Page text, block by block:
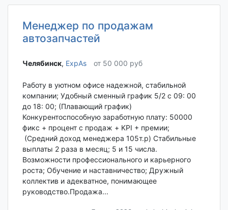
Менеджер по продажам
автозапчастей
Челябинск‎, ExpAs от 50 000 руб
Работу в уютном офисе надежной, стабильной
компании; Удобный сменный график 5/2 с 09: 00
до 18: 00; (Плавающий график)
Конкурентоспособную заработную плату: 50000
фикс + процент с продаж + KPI + премии;
(Средний доход менеджера 105т.р) Стабильные
выплаты 2 раза в месяц; 5 и 15 числа.
Возможности профессионального и карьерного
роста; Обучение и наставничество; Дружный
коллектив и адекватное, понимающее
руководство.Продажа...